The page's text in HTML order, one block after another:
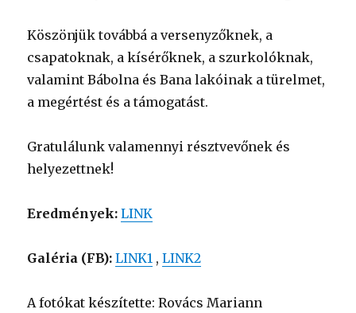
Köszönjük továbbá a versenyzőknek, a
csapatoknak, a kísérőknek, a szurkolóknak,
valamint Bábolna és Bana lakóinak a türelmet,
a megértést és a támogatást.
Gratulálunk valamennyi résztvevőnek és
helyezettnek!
Eredmények: LINK
Galéria (FB): LINK1 ,LINK2
A fotókat készítette: Rovács Mariann